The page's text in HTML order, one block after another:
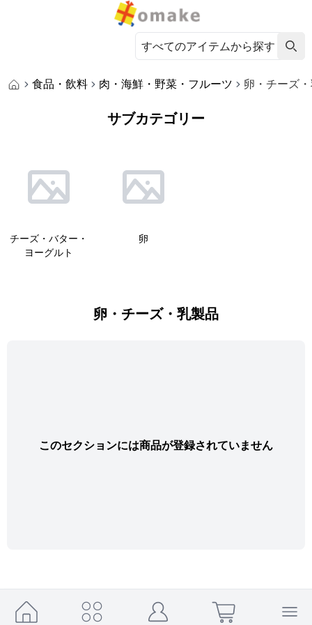
食品・飲料 肉・海鮮・野菜・フルーツ 卵・チーズ
サブカテゴリー
チーズ・バター・
ヨーグルト
卵
卵・チーズ・乳製品
このセクションには商品が登録されていません